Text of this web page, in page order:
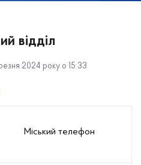
відділ
2024 року о 15:33
Міський телефон